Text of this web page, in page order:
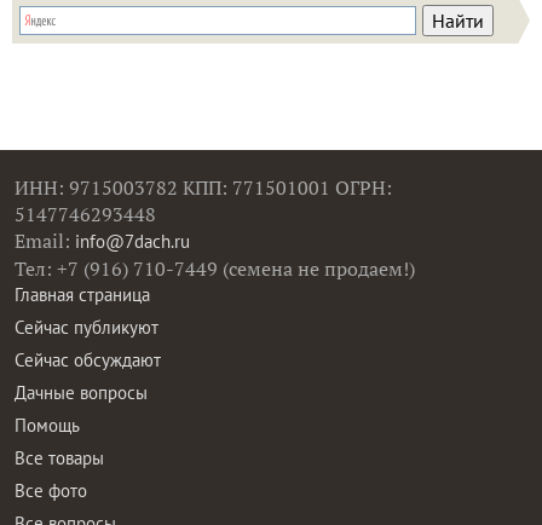
ИНН: 9715003782 КПП: 771501001 ОГРН:
5147746293448
Email: info@7dach.ru
Тел: +7 (916) 710-7449 (семена не продаем!)
Главная страница
Сейчас публикуют
Сейчас обсуждают
Дачные вопросы
Помощь
Все товары
Все фото